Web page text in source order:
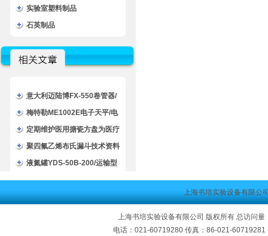
实验室塑料制品
石英制品
意大利迈陆博FX-550卷管器/
不锈钢卷管器/进口卷管器
梅特勒ME1002E电子天平/电
子分析天平技术文章
定期维护医用搪瓷方盘为医疗
服务提供可靠的物资支持
聚四氟乙烯布氏漏斗技术资料
液氮罐YDS-50B-200/运输型
液氮生物容器技术文章
上海书培实验设备有限公
上海书培实验设备有限公司 版权所有 总访问量
电话：021-60719280 传真：86-021-